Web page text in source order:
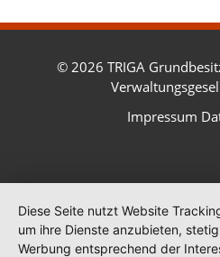
© 2026 TRIGA
Impressum
Diese Seite nutzt Website
um ihre Dienste anzubieten,
Werbung entsprechend der